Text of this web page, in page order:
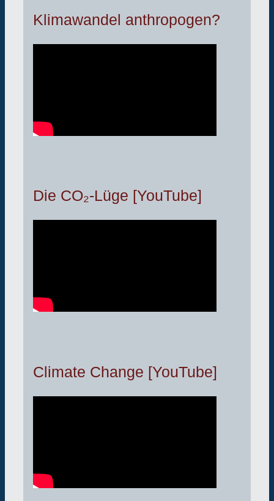
Klimawandel anthropogen?
Die CO₂-Lüge [YouTube]
Climate Change [YouTube]